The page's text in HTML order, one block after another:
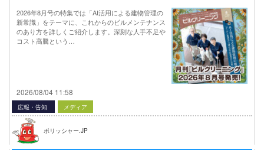
2026年8月号の特集では「AI活用による建物管理の
新常識」をテーマに、これからのビルメンテナンス
のあり方を詳しくご紹介します。深刻な人手不足や
コスト高騰という…
2026/08/04 11:58
広報・告知 メディア
ポリッシャー.JP